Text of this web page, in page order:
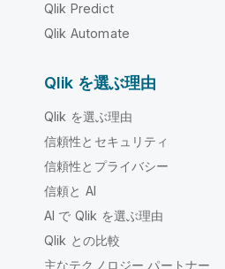
Qlik Predict
Qlik Automate
Qlik を選ぶ理由
Qlik を選ぶ理由
信頼性とセキュリティ
信頼性とプライバシー
信頼と AI
AI で Qlik を選ぶ理由
Qlik との比較
主なテクノロジー パートナー